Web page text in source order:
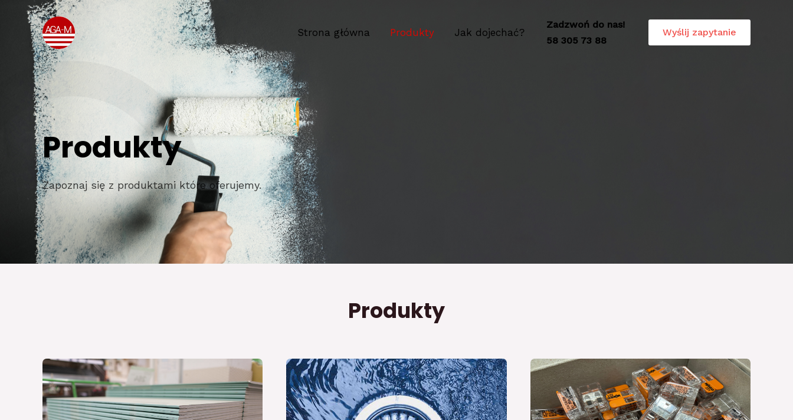
Strona główna Produkty Jak dojechać?
Zadzwoń do nas!
58 305 73 88
Wyślij zapytanie
Produkty
Zapoznaj się z produktami które oferujemy.
Produkty